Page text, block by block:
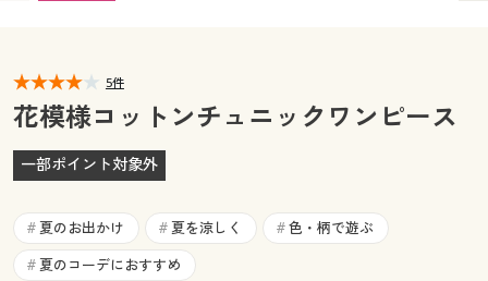
マイページ
閲覧履歴
お気に入り
サポート
閲覧履歴
ご利用ガイド
5件
花模様コットンチュニックワンピース
一部ポイント対象外
# 夏のお出かけ # 夏を涼しく # 色・柄で遊ぶ
# 夏のコーデにおすすめ